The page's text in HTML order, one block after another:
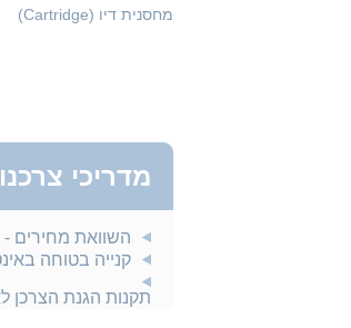
מחסנית דיו (Cartridge)
מדריכי
השוואת מחירים -
קנייה בטוחה
תקנות הגנת הצרכן